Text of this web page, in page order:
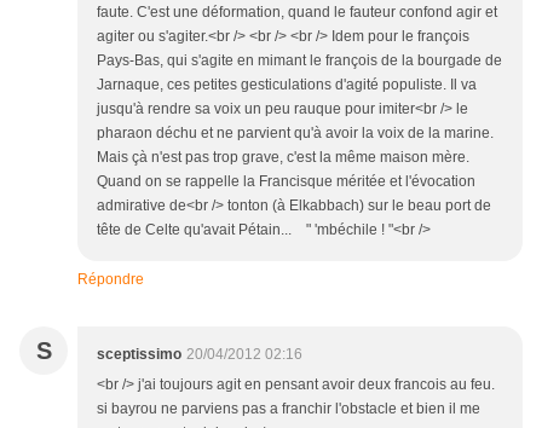
faute. C'est une déformation, quand le fauteur confond agir et
agiter ou s'agiter.<br /> <br /> <br /> Idem pour le françois
Pays-Bas, qui s'agite en mimant le françois de la bourgade de
Jarnaque, ces petites gesticulations d'agité populiste. Il va
jusqu'à rendre sa voix un peu rauque pour imiter<br /> le
pharaon déchu et ne parvient qu'à avoir la voix de la marine.
Mais çà n'est pas trop grave, c'est la même maison mère.
Quand on se rappelle la Francisque méritée et l'évocation
admirative de<br /> tonton (à Elkabbach) sur le beau port de
tête de Celte qu'avait Pétain... " 'mbéchile ! "<br />
Répondre
S sceptissimo 20/04/2012 02:16
<br /> j'ai toujours agit en pensant avoir deux francois au feu.
si bayrou ne parviens pas a franchir l'obstacle et bien il me